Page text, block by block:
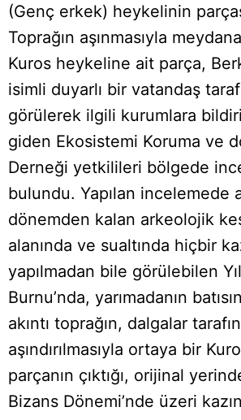
(Genç erkek) heykelinin
Toprağın aşınmasıyla
Kuros heykeline ait parça,
isimli duyarlı bir vatandaş
görülerek ilgili kurumlara
giden Ekosistemi Koruma ve
Derneği yetkilileri bölgede
bulundu. Yapılan incelemede
dönemden kalan arkeolojik
alanında ve sualtında hiçbir
yapılmadan bile görülebilen
Burnu’nda, yarımadanın
akıntı toprağın, dalgalar
aşındırılmasıyla ortaya bir
parçanın çıktığı, orijinal
Bizans Dönemi’nde üzeri